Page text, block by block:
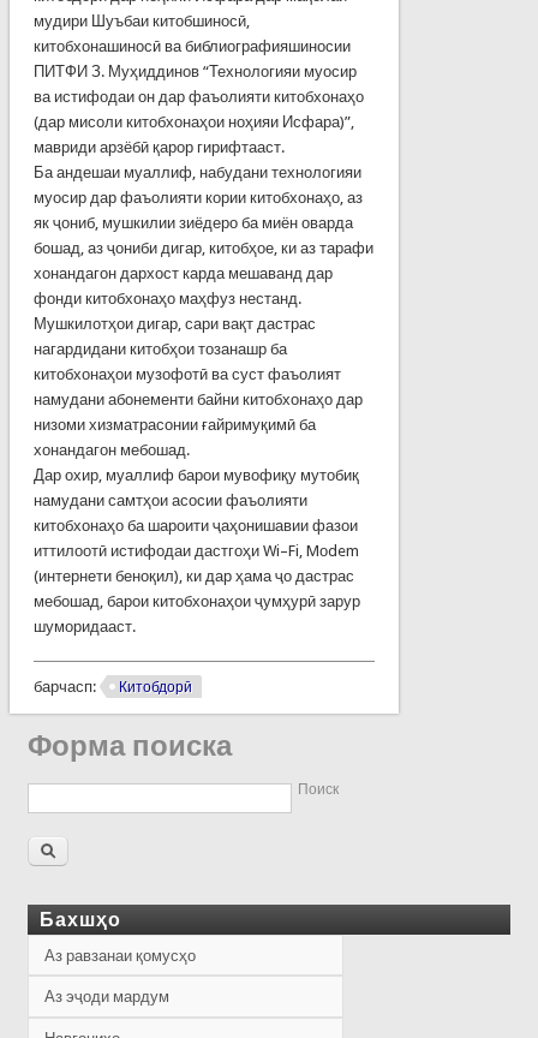
мудири Шуъбаи китобшиносӣ,
китобхонашиносӣ ва библиографияшиносии
ПИТФИ З. Муҳиддинов “Технологияи муосир
ва истифодаи он дар фаъолияти китобхонаҳо
(дар мисоли китобхонаҳои ноҳияи Исфара)”,
мавриди арзёбӣ қарор гирифтааст.
Ба андешаи муаллиф, набудани технологияи
муосир дар фаъолияти кории китобхонаҳо, аз
як ҷониб, мушкилии зиёдеро ба миён оварда
бошад, аз ҷониби дигар, китобҳое, ки аз тарафи
хонандагон дархост карда мешаванд дар
фонди китобхонаҳо маҳфуз нестанд.
Мушкилотҳои дигар, сари вақт дастрас
нагардидани китобҳои тозанашр ба
китобхонаҳои музофотӣ ва суст фаъолият
намудани абонементи байни китобхонаҳо дар
низоми хизматрасонии ғайримуқимӣ ба
хонандагон мебошад.
Дар охир, муаллиф барои мувофиқу мутобиқ
намудани самтҳои асосии фаъолияти
китобхонаҳо ба шароити ҷаҳонишавии фазои
иттилоотӣ истифодаи дастгоҳи Wi–Fi, Mоdem
(интернети беноқил), ки дар ҳама ҷо дастрас
мебошад, барои китобхонаҳои ҷумҳурӣ зарур
шуморидааст.
барчасп: Китобдорӣ
Форма поиска
Поиск
Бахшҳо
Аз равзанаи қомусҳо
Аз эҷоди мардум